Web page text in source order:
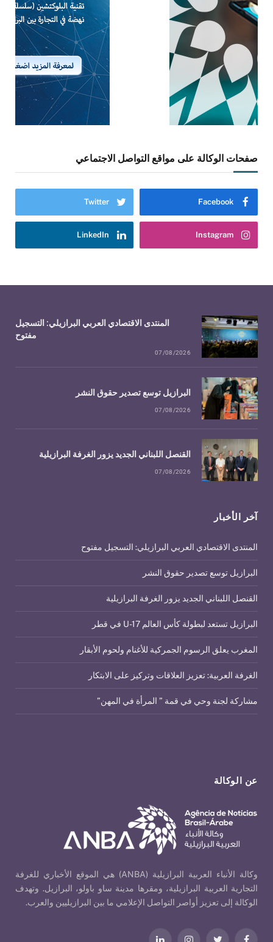
صفحات الوكالة على مواقع التواصل الاجتماعي
Facebook
Twitter
Instagram
LinkedIn
عن الوكالة
وكالة الأنباء العربية البرازيلية (ANBA) هي الموقع الأخباري للغرفة
التجارية العربية البرازيلية، ومقرها مدينة ساو باولو، البرازيل. وتهدف
الوكالة إلى تعزيز أواصر التواصل الإعلامي ما بين البرازيليين والعرب.
آخر الأخبار
المنتدى الاقتصادي العربي البرازيلي: التسجيل مفتوح
البرازيل توسع تصدير حقوق النشر
القنصل اللبناني الجديد يزور الغرفة البرازيلية
البرازيل تستعد لبطولة كأس العالم U-17 في قطر
المغرب يعلق الرسوم الجمركية للأغنام ولحوم الأبقار
الغرفة العربية: تعزيز العلاقات وتركيز على الابتكار
مشاركة لجنة وحي في قمة ” المرأة في المهن”
المنتدى الاقتصادي العربي البرازيلي: التسجيل
مفتوح
07/08/2026
البرازيل توسع تصدير حقوق النشر
07/08/2026
القنصل اللبناني الجديد يزور الغرفة البرازيلية
07/08/2026